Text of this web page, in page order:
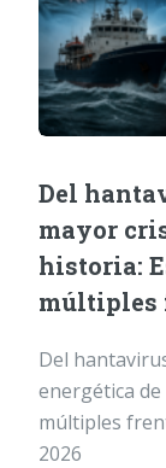
Del
mayor
historia:
múltiples
Del
energética
múltiples
2026